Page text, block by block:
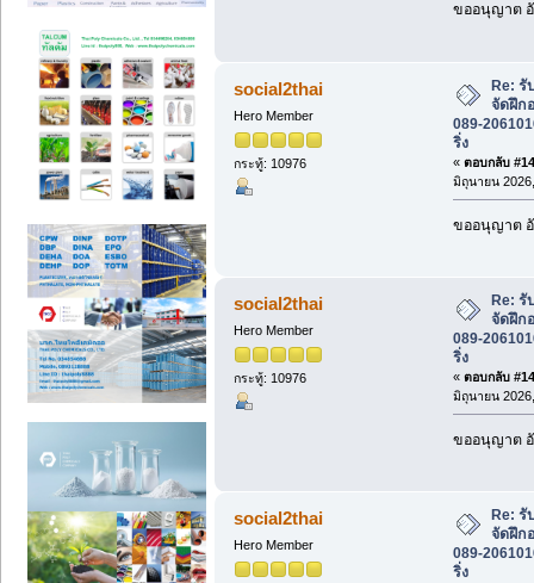
ขออนุญาต
social2thai
Hero Member
กระทู้: 10976
Re: รั
จัดฝึก
089-
ริ่ง
« ตอบกลับ
มิถุนายน
ขออนุญาต
social2thai
Hero Member
กระทู้: 10976
Re: รั
จัดฝึก
089-
ริ่ง
« ตอบกลับ
มิถุนายน
ขออนุญาต
social2thai
Hero Member
Re: รั
จัดฝึก
089-
ริ่ง